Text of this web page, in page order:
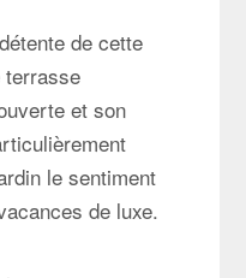
de cette
terrasse
et son
le sentiment
de luxe.